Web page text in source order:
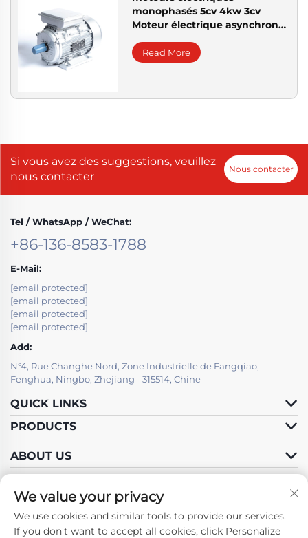
monophasés 5cv 4kw 3cv
Moteur électrique asynchrone
YCLRead More
Si vous avez des suggestions, veuillez
nous contacter
Nous contacter
Tel / WhatsApp / WeChat:
+86-136-8583-1788
E-Mail:
[email protected]
[email protected]
[email protected]
[email protected]
Add:
N°4, Rue Changhe Nord, Zone Industrielle de Fangqiao,
Fenghua, Ningbo, Zhejiang - 315514, Chine
QUICK LINKS
PRODUCTS
ABOUT US
Follow Us
We value your privacy
We use cookies and similar tools to provide our services.
If you don't want to accept all cookies, click Personalize